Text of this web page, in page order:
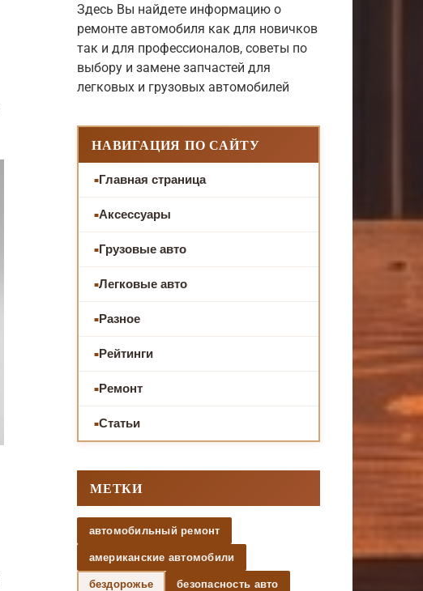
Здесь Вы найдете информацию о
ремонте автомобиля как для новичков
так и для профессионалов, советы по
выбору и замене запчастей для
легковых и грузовых автомобилей
НАВИГАЦИЯ ПО САЙТУ
Главная страница
Аксессуары
Грузовые авто
Легковые авто
Разное
Рейтинги
Ремонт
Статьи
МЕТКИ
автомобильный ремонт
американские автомобили
бездорожье безопасность авто